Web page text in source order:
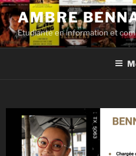
AMBRE
Etudiante en information et